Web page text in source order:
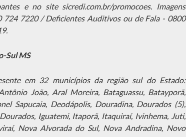
e no site sicredi.com.br/promocoes. Imagens
724 7220 / Deficientes Auditivos ou de Fala - 0800
Sul MS
em 32 municípios da região sul do Estado:
João, Aral Moreira, Bataguassu, Batayporã,
Sapucaia, Deodápolis, Douradina, Dourados (5),
Iguatemi, Itaporã, Itaquiraí, Ivinhema, Juti,
Nova Alvorada do Sul, Nova Andradina, Novo